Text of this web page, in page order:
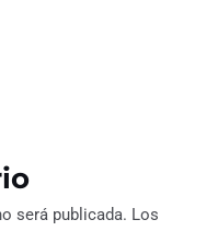
será publicada. Los